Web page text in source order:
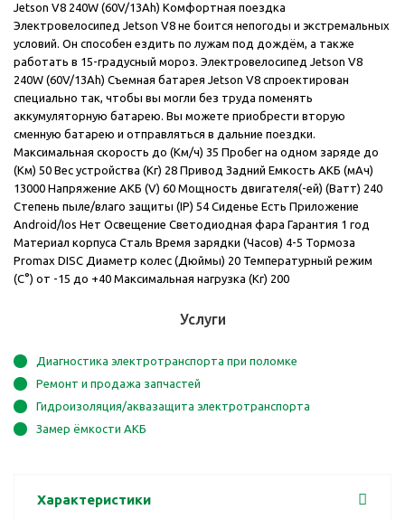
Jetson V8 240W (60V/13Ah) Комфортная поездка
Электровелосипед Jetson V8 не боится непогоды и экстремальных
условий. Он способен ездить по лужам под дождём, а также
работать в 15-градусный мороз. Электровелосипед Jetson V8
240W (60V/13Ah) Съемная батарея Jetson V8 спроектирован
специально так, чтобы вы могли без труда поменять
аккумуляторную батарею. Вы можете приобрести вторую
сменную батарею и отправляться в дальние поездки.
Максимальная скорость до (Км/ч) 35 Пробег на одном заряде до
(Км) 50 Вес устройства (Кг) 28 Привод Задний Емкость АКБ (мАч)
13000 Напряжение АКБ (V) 60 Мощность двигателя(-ей) (Ватт) 240
Степень пыле/влаго защиты (IP) 54 Сиденье Есть Приложение
Android/Ios Нет Освещение Светодиодная фара Гарантия 1 год
Материал корпуса Сталь Время зарядки (Часов) 4-5 Тормоза
Promax DISC Диаметр колес (Дюймы) 20 Температурный режим
(С°) от -15 до +40 Максимальная нагрузка (Кг) 200
Услуги
Диагностика электротранспорта при поломке
Ремонт и продажа запчастей
Гидроизоляция/аквазащита электротранспорта
Замер ёмкости АКБ
Характеристики